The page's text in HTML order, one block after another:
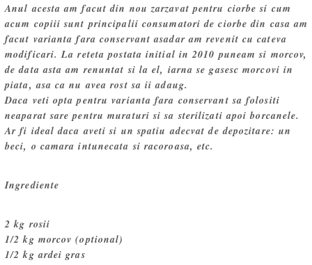
Anul acesta am facut din nou zarzavat pentru ciorbe si cum
acum copiii sunt principalii consumatori de ciorbe din casa am
facut varianta fara conservant asadar am revenit cu cateva
modificari. La reteta postata initial in 2010 puneam si morcov,
de data asta am renuntat si la el, iarna se gasesc morcovi in
piata, asa ca nu avea rost sa ii adaug.
Daca veti opta pentru varianta fara conservant sa folositi
neaparat sare pentru muraturi si sa sterilizati apoi borcanele.
Ar fi ideal daca aveti si un spatiu adecvat de depozitare: un
beci, o camara intunecata si racoroasa, etc.
Ingrediente
2 kg rosii
1/2 kg morcov (optional)
1/2 kg ardei gras